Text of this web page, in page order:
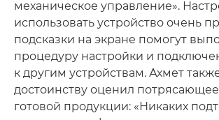
механическое управление».
использовать устройство очень
подсказки на экране помогут
процедуру настройки и
к другим устройствам. Ахмет
достоинству оценил потрясающее
готовой продукции: «Никаких